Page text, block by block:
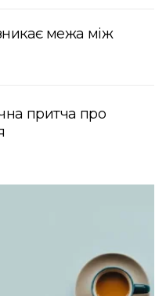
межа між
притча про